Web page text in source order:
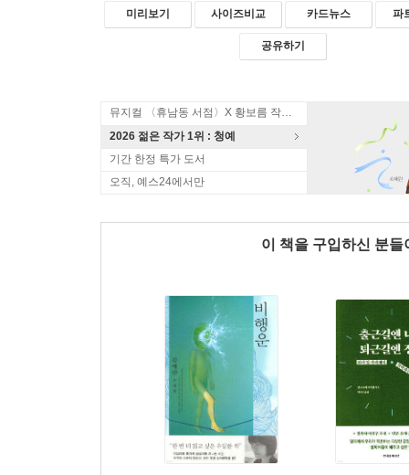
미리보기 사이즈비교 카드뉴스 파
공유하기
뮤지컬 〈휴남동 서점〉X 황보름 작가 북토크
2026 젊은 작가 1위 : 청예
기간 한정 특가 도서
오직, 예스24에서만
이 책을 구입하신 분